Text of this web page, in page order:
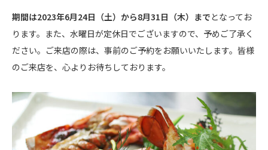
期間は2023年6月24日（土）から8月31日（木）までとなってお
ります。また、水曜日が定休日でございますので、予めご了承く
ださい。ご来店の際は、事前のご予約をお願いいたします。皆様
のご来店を、心よりお待ちしております。